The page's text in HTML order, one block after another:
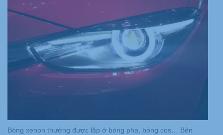
Bóng xenon thường được lắp ở bóng pha, bóng cos… Bên